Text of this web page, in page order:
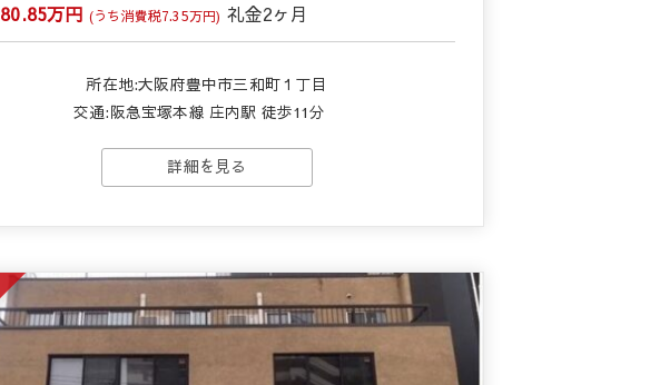
80.85万円 (うち消費税7.35万円) 礼金2ヶ月
所在地:大阪府豊中市三和町１丁目
交通:阪急宝塚本線 庄内駅 徒歩11分
詳細を見る